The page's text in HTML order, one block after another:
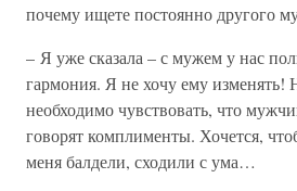
почему ищете постоянно другого
– Я уже сказала – с мужем у нас
гармония. Я не хочу ему изменять!
необходимо чувствовать, что
говорят комплименты. Хочется,
меня балдели, сходили с ума…